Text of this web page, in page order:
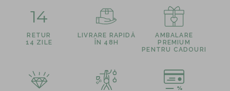
14
RETUR
14 ZILE
LIVRARE RAPIDĂ
ÎN 48H
AMBALARE
PREMIUM
PENTRU CADOURI